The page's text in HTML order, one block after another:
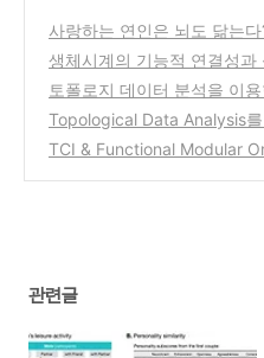
사랑하는 연인은 뇌도 닮는다
생체시계의 기능적 연결성과
여지는 수면각성 장애의 신경
구
토폴로지 데이터 분석을 이
룹 발견
(1)
Topological Data Analysis를
방자치단체의 토건예산, 복지
TCI & Functional Modular
관련글